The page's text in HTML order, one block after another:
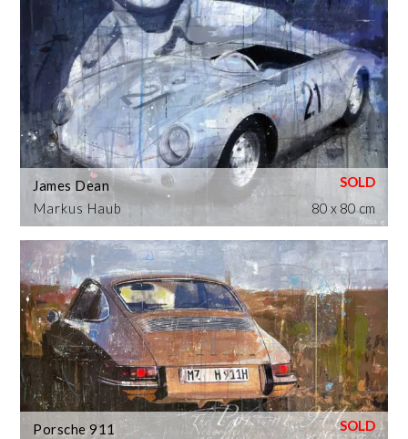
Markus Haub
James Dean
80 x 80 cm
Porsche 911